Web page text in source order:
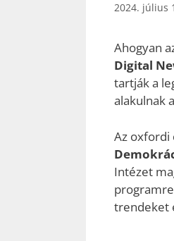
2024. július
Ahogyan
Digital
tartják a
alakulnak
Az oxfordi
Intézet
trendeket